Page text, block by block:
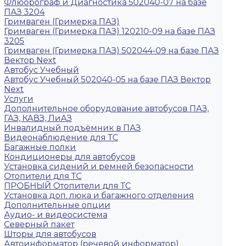
Флюорограф и Диагностика 502040-07 на базе
ПАЗ 3204
Гримваген (Гримерка ПАЗ)
Гримваген (Гримерка ПАЗ) 120210-09 на базе ПАЗ
3205
Гримваген (Гримерка ПАЗ) 502044-09 на базе ПАЗ
Вектор Next
Автобус Учебный
Автобус Учебный 502040-05 на базе ПАЗ Вектор
Next
Услуги
Дополнительное оборудование автобусов ПАЗ,
ГАЗ, КАВЗ, ЛиАЗ
Инвалидный подъёмник в ПАЗ
Видеонаблюдение для ТС
Багажные полки
Кондиционеры для автобусов
Установка сидений и ремней безопасности
Отопители для ТС
ПРОБНЫЙ Отопители для ТС
Установка доп. люка и багажного отделения
Дополнительные опции
Аудио- и видеосистема
Северный пакет
Шторы для автобусов
Автоинформатор (речевой информатор)